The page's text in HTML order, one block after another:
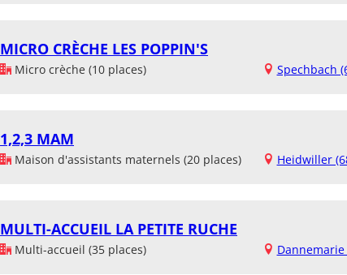
MICRO CRÈCHE LES POPPIN'S
Micro crèche (10 places) Spechbach
1,2,3 MAM
Maison d'assistants maternels (20 places) Heidwiller
MULTI-ACCUEIL LA PETITE RUCHE
Multi-accueil (35 places) Dannemarie